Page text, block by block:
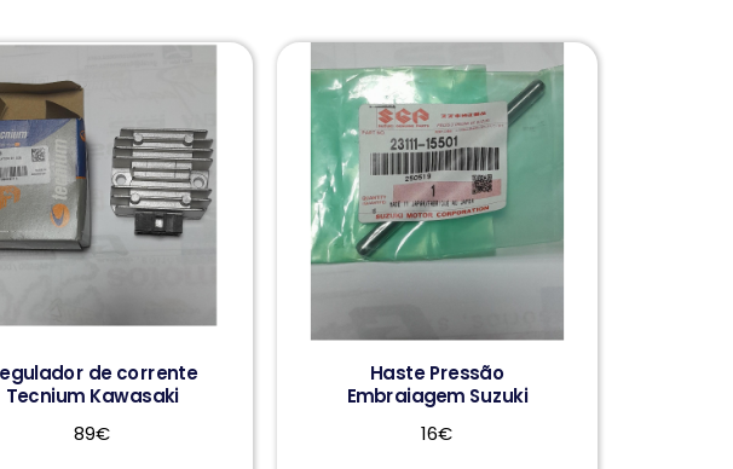
de corrente
Tecnium Kawasaki
89€
Haste Pressão
Embraiagem Suzuki
16€